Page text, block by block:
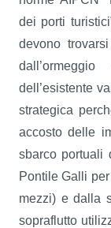
dei porti
devono
dell’esistente
strategica
accosto delle
sbarco portuali
Pontile Galli
mezzi) e dalla
sopraflutto